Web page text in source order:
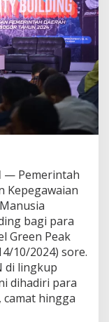
— Pemerintah
Kepegawaian
bagi para
Green Peak
10/2024) sore.
di lingkup
dihadiri para
camat hingga